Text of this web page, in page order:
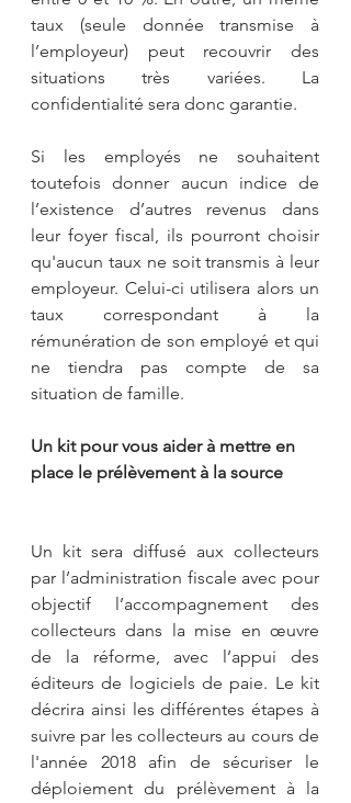
taux (seule donnée transmise à
l’employeur) peut recouvrir des
situations très variées. La
confidentialité sera donc garantie.
Si les employés ne souhaitent
toutefois donner aucun indice de
l’existence d’autres revenus dans
leur foyer fiscal, ils pourront choisir
qu'aucun taux ne soit transmis à leur
employeur. Celui-ci utilisera alors un
taux correspondant à la
rémunération de son employé et qui
ne tiendra pas compte de sa
situation de famille.
Un kit pour vous aider à mettre en
place le prélèvement à la source
Un kit sera diffusé aux collecteurs
par l’administration fiscale avec pour
objectif l’accompagnement des
collecteurs dans la mise en œuvre
de la réforme, avec l’appui des
éditeurs de logiciels de paie. Le kit
décrira ainsi les différentes étapes à
suivre par les collecteurs au cours de
l'année 2018 afin de sécuriser le
déploiement du prélèvement à la